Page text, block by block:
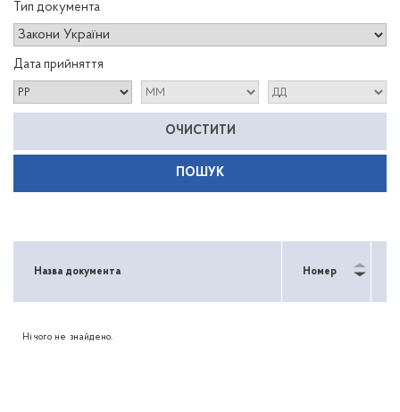
Тип документа
Дата прийняття
ОЧИСТИТИ
Назва документа Номер
Нічого не знайдено.